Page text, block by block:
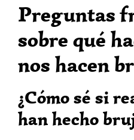
Preguntas
sobre qué
nos hacen
¿Cómo sé si
han hecho